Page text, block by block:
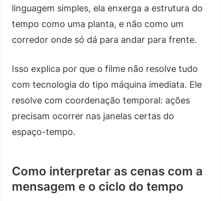
linguagem simples, ela enxerga a estrutura do
tempo como uma planta, e não como um
corredor onde só dá para andar para frente.
Isso explica por que o filme não resolve tudo
com tecnologia do tipo máquina imediata. Ele
resolve com coordenação temporal: ações
precisam ocorrer nas janelas certas do
espaço-tempo.
Como interpretar as cenas com a
mensagem e o ciclo do tempo